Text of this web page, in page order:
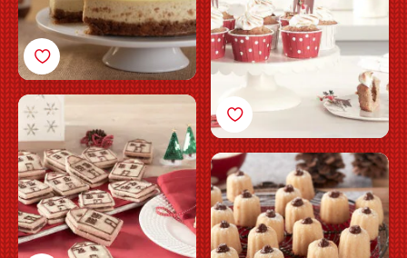
Shortbreadssandwich
med Nutella®
Mandelsandkage med
Nutella®